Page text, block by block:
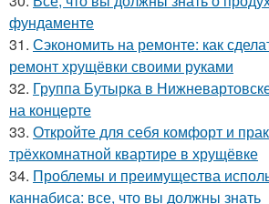
фундаменте
31. Сэкономить на ремонте: как
ремонт хрущёвки своими руками
32. Группа Бутырка в
на концерте
33. Откройте для себя комфорт и
трёхкомнатной квартире в хрущёвке
34. Проблемы и преимущества
каннабиса: все, что вы должны знать